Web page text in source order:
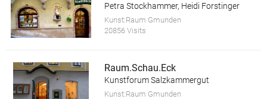
Petra Stockhammer, Heidi Forstinger
Kunst:Raum Gmunden
20856 Visits
Raum.Schau.Eck
Kunstforum Salzkammergut
Kunst:Raum Gmunden